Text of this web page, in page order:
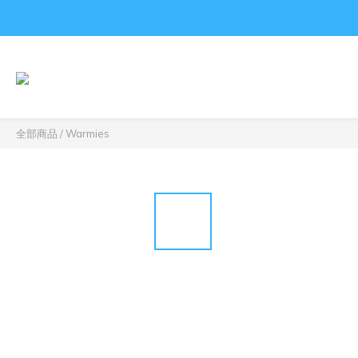
全部商品 /Warmies